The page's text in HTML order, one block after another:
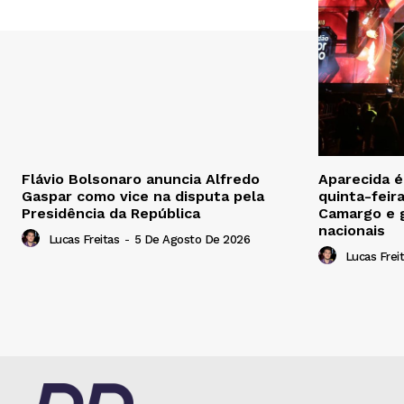
Flávio Bolsonaro anuncia Alfredo
Gaspar como vice na disputa pela
Presidência da República
Lucas Freitas - 5 De Agosto De 2026
Aparecida
quinta-
Camargo e
nacionais
Lucas